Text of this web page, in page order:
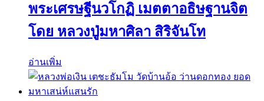
พระเศรษฐีนวโกฏิ เมตตาอธิษฐานจิต
โดย หลวงปู่มหาศิลา สิริจันโท
อ่านเพิ่ม